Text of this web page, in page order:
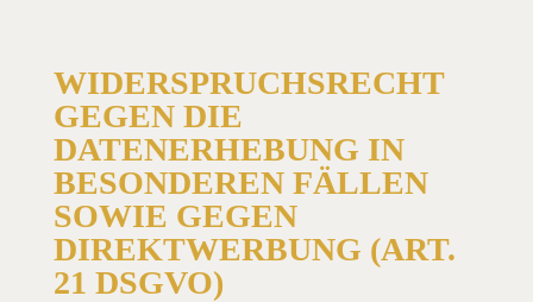
WIDERSPRUCHSRECHT
GEGEN DIE
DATENERHEBUNG IN
BESONDEREN FÄLLEN
SOWIE GEGEN
DIREKTWERBUNG (ART.
21 DSGVO)